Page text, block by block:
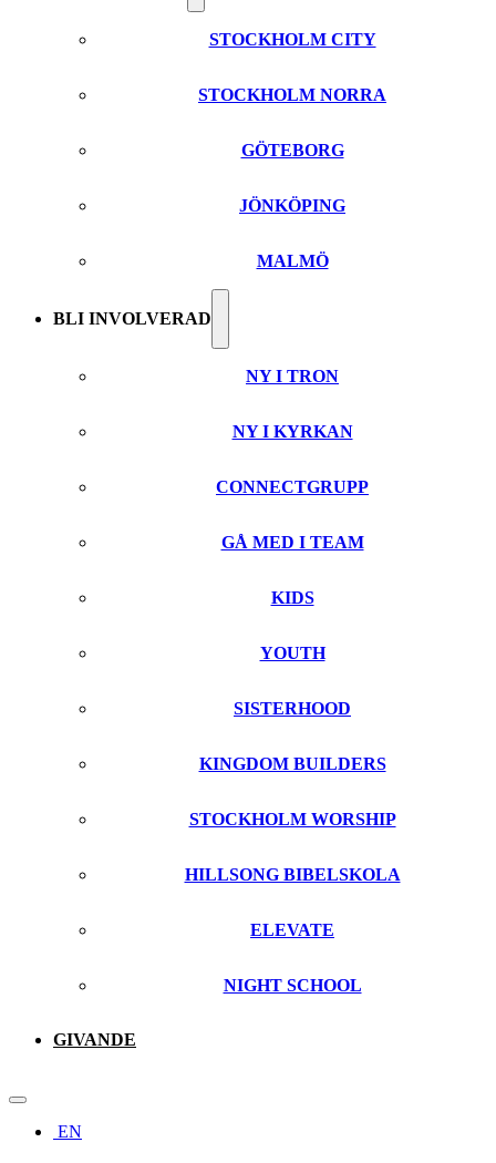
STOCKHOLM CITY
STOCKHOLM NORRA
GÖTEBORG
JÖNKÖPING
MALMÖ
BLI INVOLVERAD
NY I TRON
NY I KYRKAN
CONNECTGRUPP
GÅ MED I TEAM
KIDS
YOUTH
SISTERHOOD
KINGDOM BUILDERS
STOCKHOLM WORSHIP
HILLSONG BIBELSKOLA
ELEVATE
NIGHT SCHOOL
GIVANDE
EN